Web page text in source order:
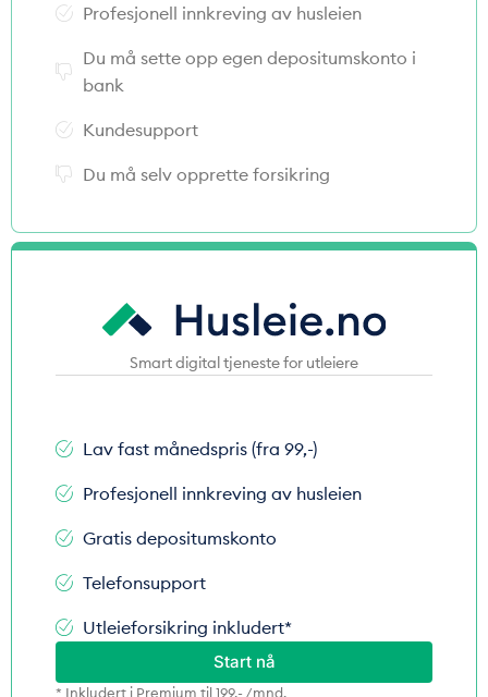
Profesjonell innkreving av husleien
Du må sette opp egen depositumskonto i
bank
Kundesupport
Du må selv opprette forsikring
Smart digital tjeneste for utleiere
Lav fast månedspris (fra 99,-)
Profesjonell innkreving av husleien
Gratis depositumskonto
Telefonsupport
Utleieforsikring inkludert*
Start nå
* Inkludert i Premium til 199,- /mnd.